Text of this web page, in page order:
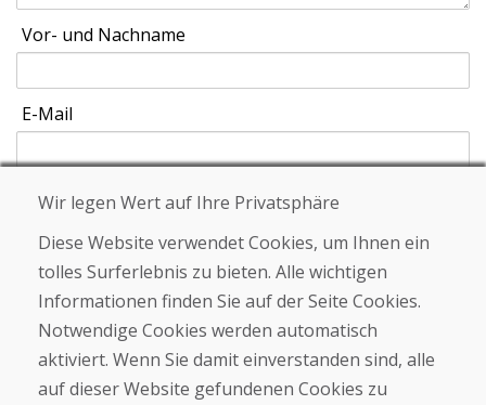
Vor- und Nachname
E-Mail
Helpline
info@domivosport.at
Wir legen Wert auf Ihre Privatsphäre
Diese Website verwendet Cookies, um Ihnen ein
tolles Surferlebnis zu bieten. Alle wichtigen
Informationen finden Sie auf der Seite Cookies.
Notwendige Cookies werden automatisch
aktiviert. Wenn Sie damit einverstanden sind, alle
auf dieser Website gefundenen Cookies zu